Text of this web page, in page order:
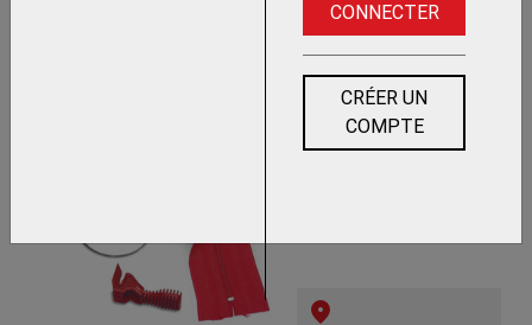
ZIPPER SPECIAL ZIPWALL
ZIP-HDAZ2
ZIPWALL
CONNECTER
CRÉER UN
COMPTE